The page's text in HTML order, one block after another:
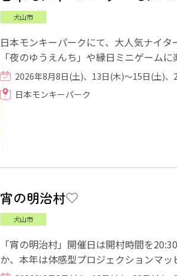
犬山市
日本モンキーパークにて、大人気ナイ
「夜のゆうえんち」や縁日ミニゲームに
2026年8月8日(土)、13日(木)～15日(土)
日本モンキーパーク
宵の明治村
犬山市
「宵の明治村」開催日は開村時間を
か、本年は体感型プロジェクションマッ